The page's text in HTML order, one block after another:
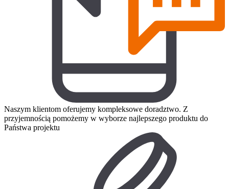
Naszym klientom oferujemy kompleksowe doradztwo. Z
przyjemnością pomożemy w wyborze najlepszego produktu do
Państwa projektu